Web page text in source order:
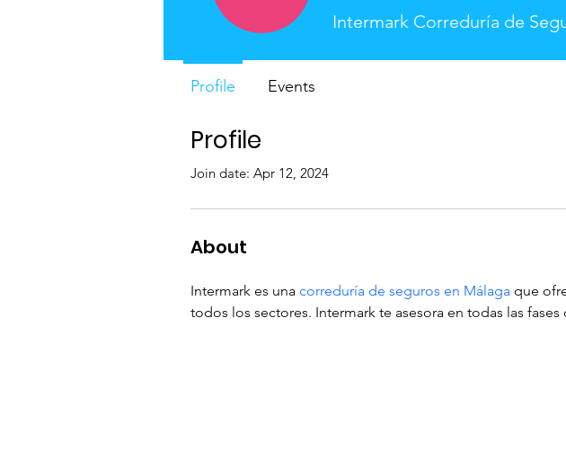
Profile
Join date: Apr 12, 2024
About
Intermark es una correduría de seguros en Málaga que
todos los sectores. Intermark te asesora en todas las
Intermark Correduría de
Profile Events